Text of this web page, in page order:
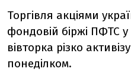
Торгівля акціями
фондовій біржі ПФТС
вівторка різко
понеділком.